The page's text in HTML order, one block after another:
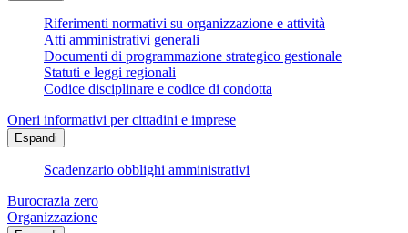
Riferimenti normativi su organizzazione e attività
Atti amministrativi generali
Documenti di programmazione strategico gestionale
Statuti e leggi regionali
Codice disciplinare e codice di condotta
Oneri informativi per cittadini e imprese
Espandi
Scadenzario obblighi amministrativi
Burocrazia zero
Organizzazione